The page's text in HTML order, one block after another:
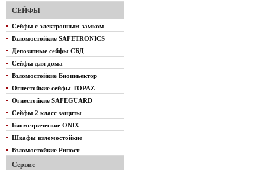
СЕЙФЫ
Сейфы с электронным замком
Взломостойкие SAFETRONICS
Депозитные сейфы СБД
Сейфы для дома
Взломостойкие Биоиньектор
Огнестойкие сейфы TOPAZ
Огнестойкие SAFEGUARD
Сейфы 2 класс защиты
Биометрические ONIX
Шкафы взломостойкие
Взломостойкие Рипост
Сервис